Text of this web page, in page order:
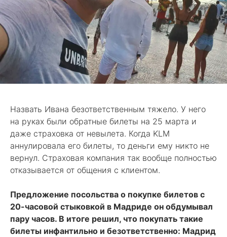
Назвать Ивана безответственным тяжело. У него
на руках были обратные билеты на 25 марта и
даже страховка от невылета. Когда KLM
аннулировала его билеты, то деньги ему никто не
вернул. Страховая компания так вообще полностью
отказывается от общения с клиентом.
Предложение посольства о покупке билетов с
20-часовой стыковкой в Мадриде он обдумывал
пару часов. В итоге решил, что покупать такие
билеты инфантильно и безответственно: Мадрид